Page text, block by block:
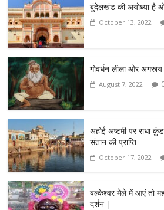
बुंदेलखंड की अयोध्या है
October 13, 2022
गोवर्धन लीला ओर
August 7, 2022
अहोई अष्टमी पर राधा
संतान की प्राप्ति
October 17, 2022
बल्केश्वर मेले में आएं तो
दर्शन |